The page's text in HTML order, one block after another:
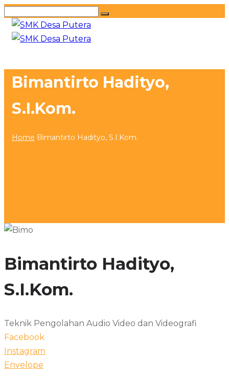
Bimantirto Hadityo,
S.I.Kom.
Home Bimantirto Hadityo, S.I.Kom.
Bimantirto Hadityo,
S.I.Kom.
Teknik Pengolahan Audio Video dan Videografi
Facebook
Instagram
Envelope